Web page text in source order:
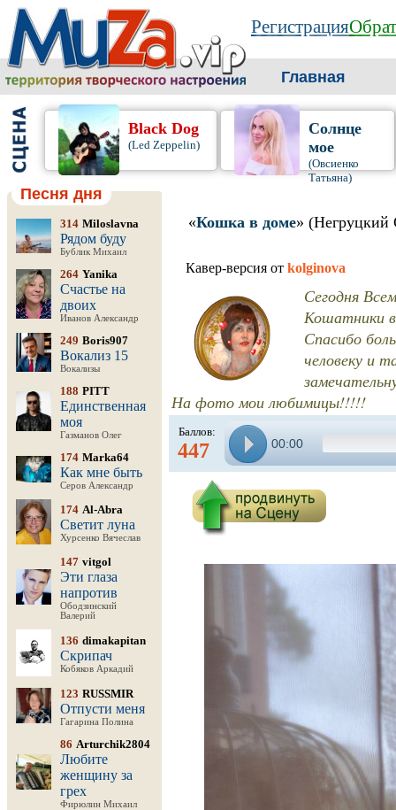
Регистрация
Главная
Black Dog
(Led Zeppelin)
Солнце
мое
(Овсиенко
Татьяна)
Песня дня
314 Miloslavna
Рядом буду
Бублик Михаил
264 Yanika
Счастье на
двоих
Иванов Александр
249 Boris907
Вокализ 15
Вокализы
188 PITT
Единственная
моя
Газманов Олег
174 Marka64
Как мне быть
Серов Александр
174 Al-Abra
Светит луна
Хурсенко Вячеслав
147 vitgol
Эти глаза
напротив
Ободзинский
Валерий
136 dimakapitan
Скрипач
Кобяков Аркадий
123 RUSSMIR
Отпусти меня
Гагарина Полина
86 Arturchik2804
Любите
женщину за
грех
Фирюлин Михаил
«Кошка в доме» (Негруцкий
Кавер-версия от kolginova
Сегодня
Кошатники
Спасибо
человеку и
На фото мои любимицы!!!!!
Баллов:
447 00:00